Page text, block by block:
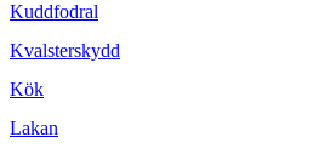
Kuddfodral
Kvalsterskydd
Kök
Lakan